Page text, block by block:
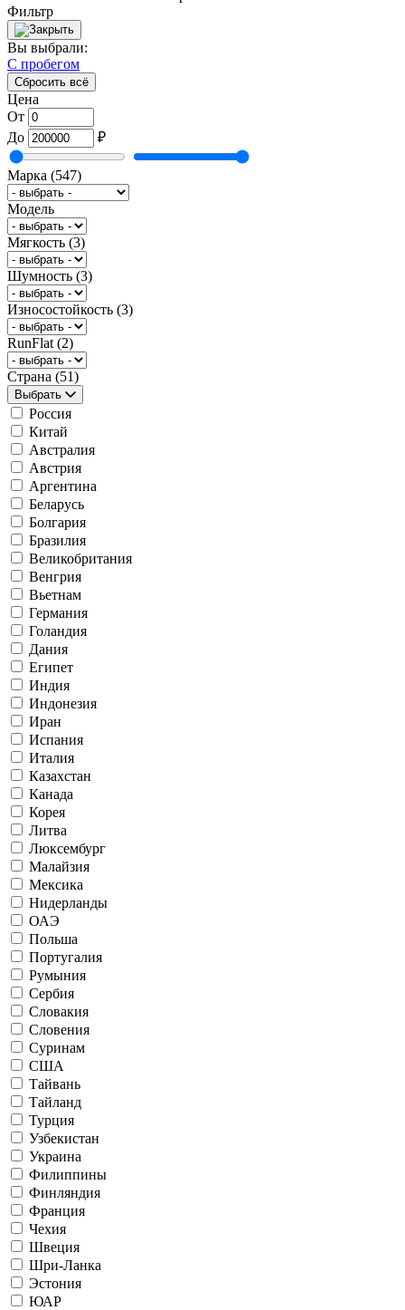
Фильтр
Вы выбрали:
С пробегом
Сбросить всё
Цена
От
До
₽
Марка (547)
Модель
Мягкость (3)
Шумность (3)
Износостойкость (3)
RunFlat (2)
Страна (51)
Выбрать
Россия
Китай
Австралия
Австрия
Аргентина
Беларусь
Болгария
Бразилия
Великобритания
Венгрия
Вьетнам
Германия
Голандия
Дания
Египет
Индия
Индонезия
Иран
Испания
Италия
Казахстан
Канада
Корея
Литва
Люксембург
Малайзия
Мексика
Нидерланды
ОАЭ
Польша
Португалия
Румыния
Сербия
Словакия
Словения
Суринам
США
Тайвань
Тайланд
Турция
Узбекистан
Украина
Филиппины
Финляндия
Франция
Чехия
Швеция
Шри-Ланка
Эстония
ЮАР